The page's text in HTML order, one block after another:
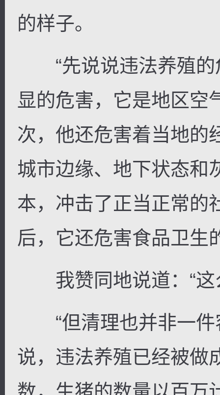
的样子。
“先说说违法养殖的
显的危害，它是地区空
次，他还危害着当地的
城市边缘、地下状态和
本，冲击了正当正常的
后，它还危害食品卫生
我赞同地说道：“这
“但清理也并非一件
说，违法养殖已经被做